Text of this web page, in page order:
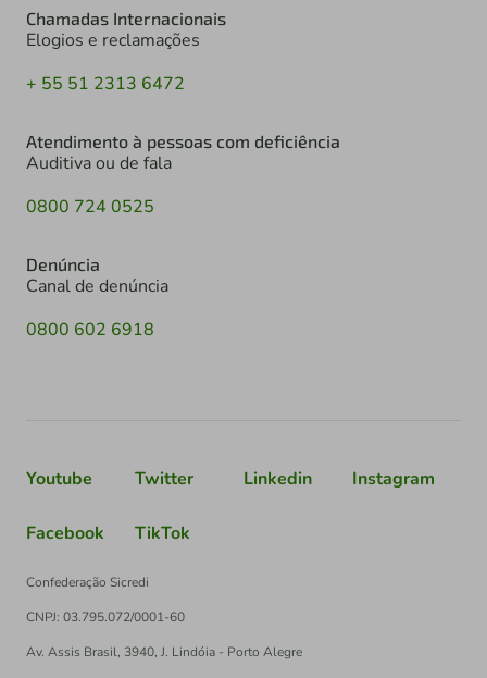
Chamadas Internacionais
Elogios e reclamações
+ 55 51 2313 6472
Atendimento à pessoas com deficiência
Auditiva ou de fala
0800 724 0525
Denúncia
Canal de denúncia
0800 602 6918
Youtube Twitter Linkedin Instagram
Facebook TikTok
Confederação Sicredi
CNPJ: 03.795.072/0001-60
Av. Assis Brasil, 3940, J. Lindóia - Porto Alegre